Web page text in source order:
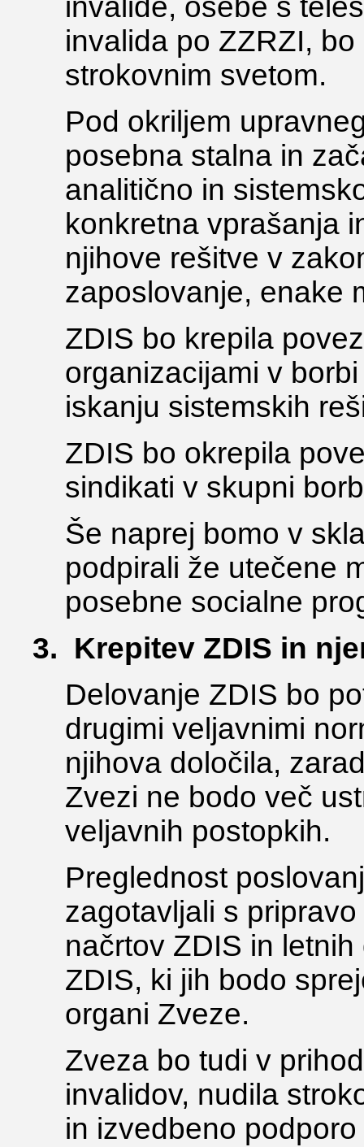
invalide, osebe s
invalida po ZZRZI,
strokovnim svetom.
Pod okriljem
posebna stalna in
analitično in
konkretna vprašanja
njihove rešitve v
zaposlovanje, enake
ZDIS bo krepila
organizacijami v
iskanju sistemskih
ZDIS bo okrepila
sindikati v skupni
Še naprej bomo v
podpirali že utečene
posebne socialne
3. Krepitev ZDIS in
Delovanje ZDIS bo
drugimi veljavnimi
njihova določila,
Zvezi ne bodo več
veljavnih postopkih.
Preglednost
zagotavljali s
načrtov ZDIS in
ZDIS, ki jih bodo
organi Zveze.
Zveza bo tudi v
invalidov, nudila
in izvedbeno